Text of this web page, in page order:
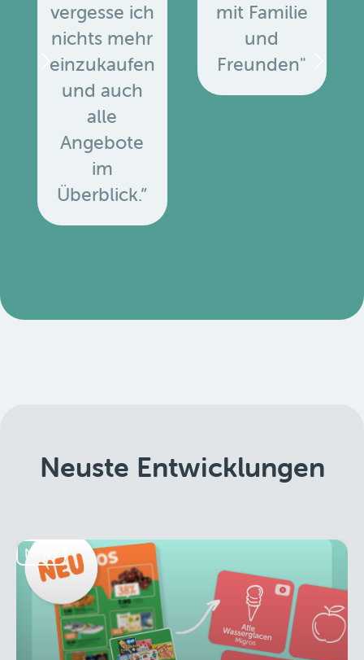
vergesse ich
nichts mehr
einzukaufen
und auch
alle
Angebote
im
Überblick.”
mit Familie
und
Freunden"
Neuste Entwicklungen
News